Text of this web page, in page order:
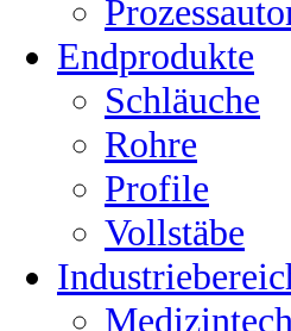
Endprodukte
Schläuche
Rohre
Profile
Vollstäbe